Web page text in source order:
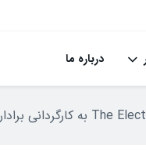
درباره ما